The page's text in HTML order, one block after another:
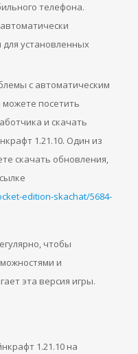
телефона.
установленных
с автоматическим
посетить
и скачать
1.21.10. Один из
скачать обновления,
edition-skachat/5684-
чтобы
и
эта версия игры.
1.21.10 на